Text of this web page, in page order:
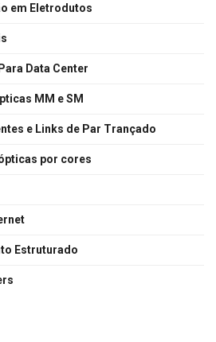
em Eletrodutos
Data Center
MM e SM
e Links de Par Trançado
por cores
Estruturado